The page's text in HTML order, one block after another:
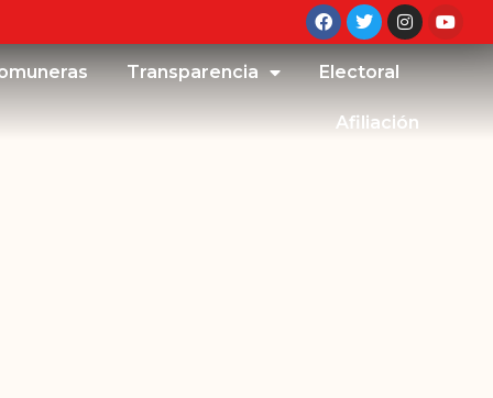
Transparencia Electoral
Afiliación